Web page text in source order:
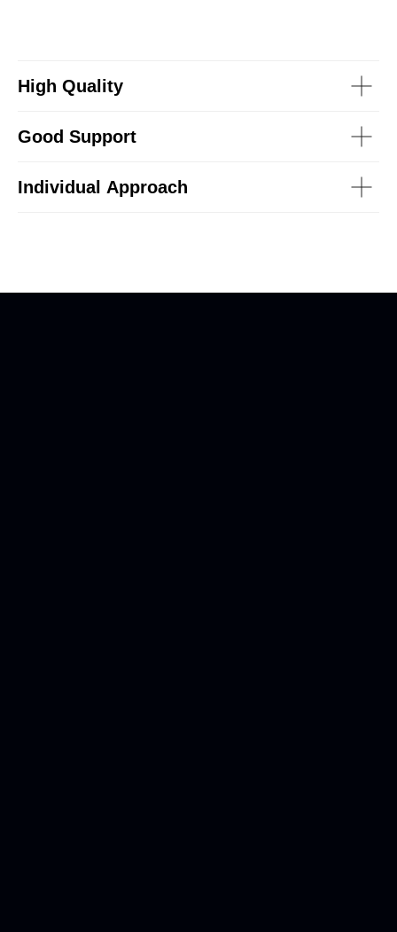
High Quality
Good Support
Individual Approach